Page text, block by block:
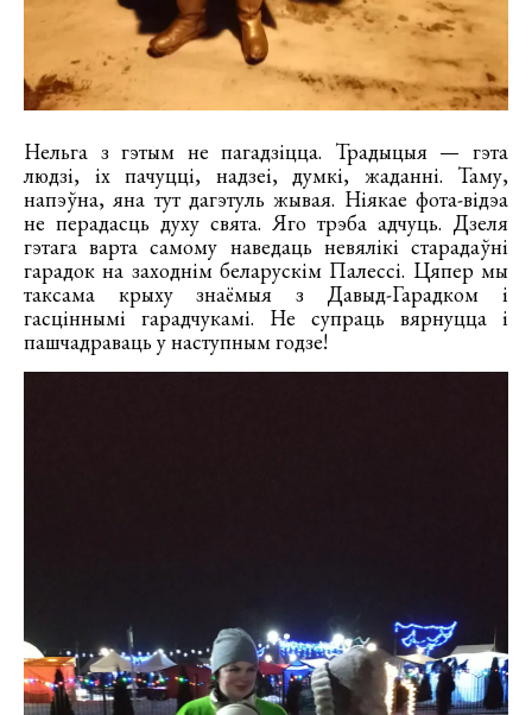
Нельга з гэтым не пагадзіцца. Традыцыя — гэта
людзі, іх пачуцці, надзеі, думкі, жаданні. Таму,
напэўна, яна тут дагэтуль жывая. Ніякае фота-відэа
не перадасць духу свята. Яго трэба адчуць. Дзеля
гэтага варта самому наведаць невялікі старадаўні
гарадок на заходнім беларускім Палессі. Цяпер мы
таксама крыху знаёмыя з Давыд-Гарадком і
гасціннымі гарадчукамі. Не супраць вярнуцца і
пашчадраваць у наступным годзе!